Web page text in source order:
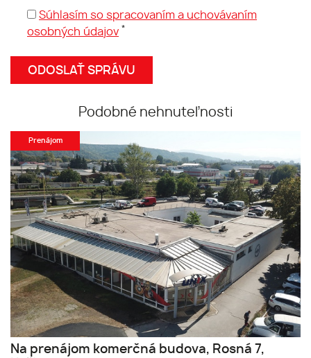
Súhlasím so spracovaním a uchovávaním
osobných údajov *
Podobné nehnuteľnosti
Prenájom
Na prenájom komerčná budova, Rosná 7,